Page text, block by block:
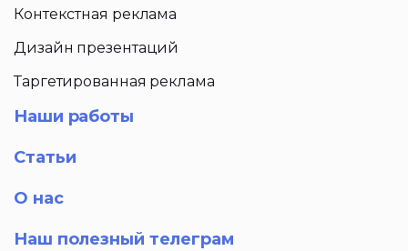
Контекстная реклама
Дизайн презентаций
Таргетированная реклама
Наши работы
Статьи
О нас
Наш полезный телеграм